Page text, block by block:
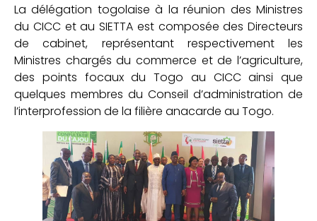
La délégation togolaise à la réunion des Ministres
du CICC et au SIETTA est composée des Directeurs
de cabinet, représentant respectivement les
Ministres chargés du commerce et de l’agriculture,
des points focaux du Togo au CICC ainsi que
quelques membres du Conseil d’administration de
l’interprofession de la filière anacarde au Togo.